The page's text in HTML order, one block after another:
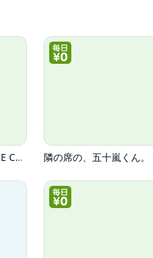
元、落ちこぼれ公爵令嬢です。THE COMIC 隣の席の、五十嵐くん。